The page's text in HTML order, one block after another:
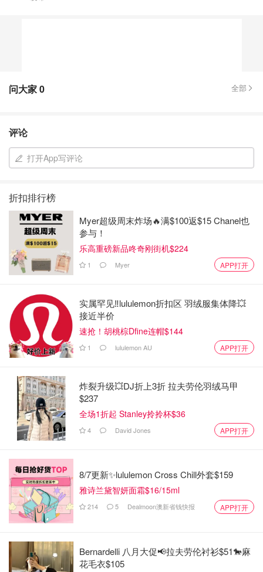
问大家0 全部
评论
打开App写评论
折扣排行榜
Myer超级周末炸场🔥满$100返$15 Chanel也
参与！
乐高重磅新品咚奇刚街机$224
1 Myer APP打开
实属罕见‼️lululemon折扣区 羽绒服集体降💥
接近半价
速抢！胡桃棕Dfine连帽$144
1 lululemon AU APP打开
炸裂升级💥DJ折上3折 拉夫劳伦羽绒马甲
$237
全场1折起 Stanley拎拎杯$36
4 David Jones APP打开
8/7更新✨lululemon Cross Chill外套$159
雅诗兰黛智妍面霜$16/15ml
214 5 Dealmoon澳新省钱快报 APP打开
Bernardelli 八月大促📢拉夫劳伦衬衫$51🐎麻
花毛衣$105